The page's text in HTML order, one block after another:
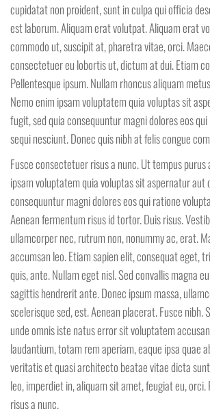
cupidatat non proident, sunt in culpa qui officia
est laborum. Aliquam erat volutpat. Aliquam erat
commodo ut, suscipit at, pharetra vitae, orci.
consectetuer eu lobortis ut, dictum at dui. Etiam
Pellentesque ipsum. Nullam rhoncus aliquam
Nemo enim ipsam voluptatem quia voluptas sit
fugit, sed quia consequuntur magni dolores eos
sequi nesciunt. Donec quis nibh at felis congue
Fusce consectetuer risus a nunc. Ut tempus
ipsam voluptatem quia voluptas sit aspernatur aut
consequuntur magni dolores eos qui ratione
Aenean fermentum risus id tortor. Duis risus.
ullamcorper nec, rutrum non, nonummy ac, erat.
accumsan leo. Etiam sapien elit, consequat eget,
quis, ante. Nullam eget nisl. Sed convallis magna
sagittis hendrerit ante. Donec ipsum massa,
scelerisque sed, est. Aenean placerat. Fusce nibh.
unde omnis iste natus error sit voluptatem
laudantium, totam rem aperiam, eaque ipsa quae
veritatis et quasi architecto beatae vitae dicta
leo, imperdiet in, aliquam sit amet, feugiat eu,
risus a nunc.